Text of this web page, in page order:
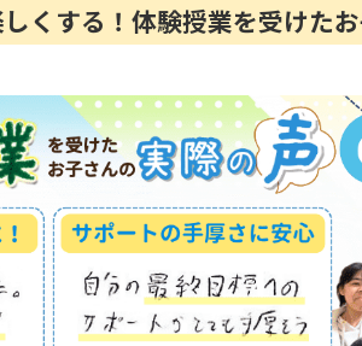
くする！体験授業を受けた